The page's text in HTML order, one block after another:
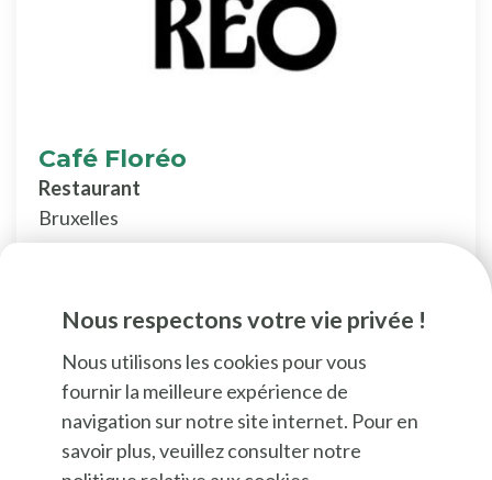
Nous respectons votre vie privée !
Nous utilisons les cookies pour vous
fournir la meilleure expérience de
navigation sur notre site internet. Pour en
savoir plus, veuillez consulter notre
Café Floréo
Restaurant
Bruxelles
dips, snacks et desserts faits maison